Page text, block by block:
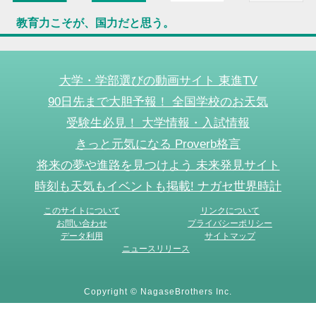
教育力こそが、国力だと思う。
大学・学部選びの動画サイト 東進TV
90日先まで大胆予報！ 全国学校のお天気
受験生必見！ 大学情報・入試情報
きっと元気になる Proverb格言
将来の夢や進路を見つけよう 未来発見サイト
時刻も天気もイベントも掲載! ナガセ世界時計
このサイトについて
リンクについて
お問い合わせ
プライバシーポリシー
データ利用
サイトマップ
ニュースリリース
Copyright © NagaseBrothers Inc.